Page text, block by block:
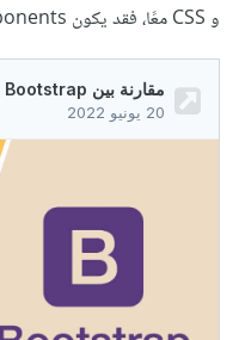
و CSS معًا، فقد يكون Styled Components الخيار الأفضل.